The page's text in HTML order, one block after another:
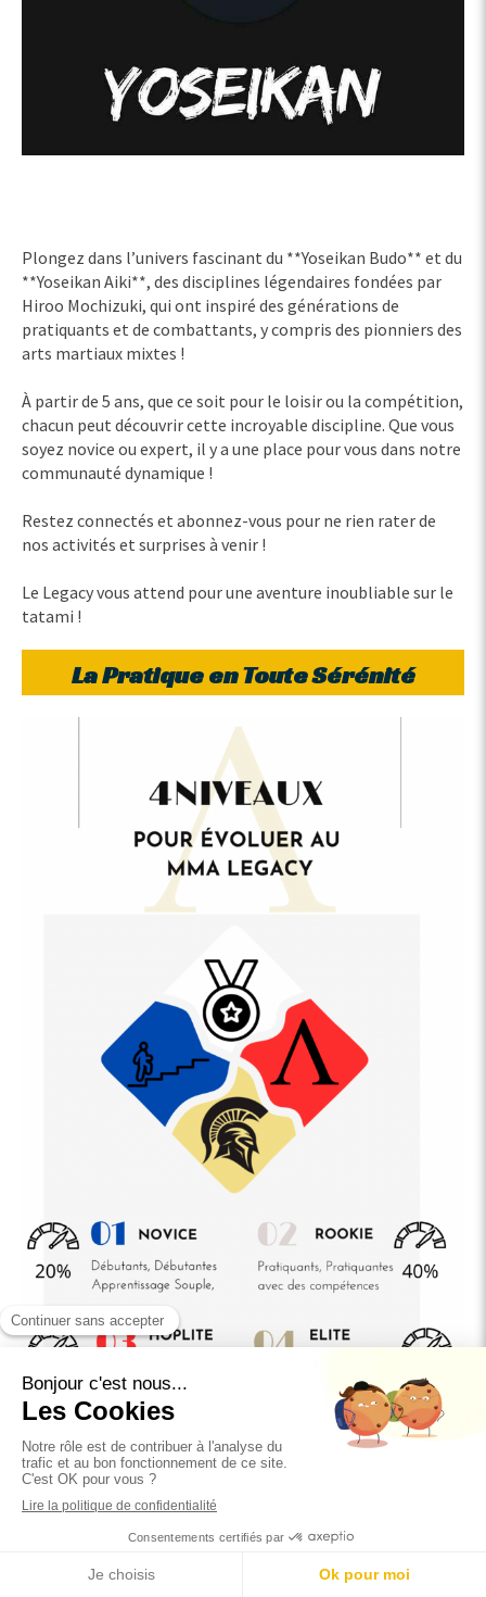
Plongez dans l’univers fascinant du **Yoseikan Budo** et du
**Yoseikan Aiki**, des disciplines légendaires fondées par
Hiroo Mochizuki, qui ont inspiré des générations de
pratiquants et de combattants, y compris des pionniers des
arts martiaux mixtes !
À partir de 5 ans, que ce soit pour le loisir ou la compétition,
chacun peut découvrir cette incroyable discipline. Que vous
soyez novice ou expert, il y a une place pour vous dans notre
communauté dynamique !
Restez connectés et abonnez-vous pour ne rien rater de
nos activités et surprises à venir !
Le Legacy vous attend pour une aventure inoubliable sur le
tatami ! ‍
La Pratique en Toute Sérénité
Français